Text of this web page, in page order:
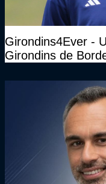
Girondins4Ever -
Girondins de